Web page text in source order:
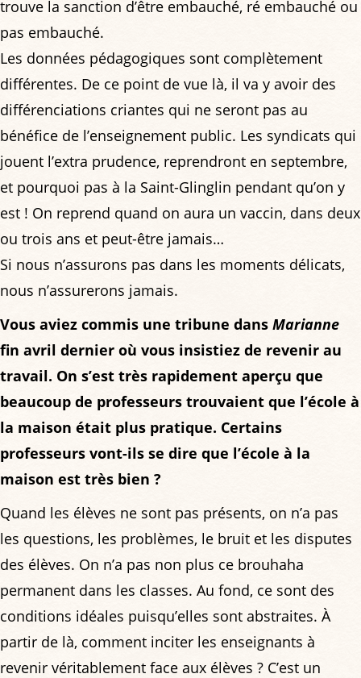
trouve la sanction d’être embauché, ré embauché ou
pas embauché.
Les données pédagogiques sont complètement
différentes. De ce point de vue là, il va y avoir des
différenciations criantes qui ne seront pas au
bénéfice de l’enseignement public. Les syndicats qui
jouent l’extra prudence, reprendront en septembre,
et pourquoi pas à la Saint-Glinglin pendant qu’on y
est ! On reprend quand on aura un vaccin, dans deux
ou trois ans et peut-être jamais…
Si nous n’assurons pas dans les moments délicats,
nous n’assurerons jamais.
Vous aviez commis une tribune dans Marianne
fin avril dernier où vous insistiez de revenir au
travail. On s’est très rapidement aperçu que
beaucoup de professeurs trouvaient que l’école à
la maison était plus pratique. Certains
professeurs vont-ils se dire que l’école à la
maison est très bien ?
Quand les élèves ne sont pas présents, on n’a pas
les questions, les problèmes, le bruit et les disputes
des élèves. On n’a pas non plus ce brouhaha
permanent dans les classes. Au fond, ce sont des
conditions idéales puisqu’elles sont abstraites. À
partir de là, comment inciter les enseignants à
revenir véritablement face aux élèves ? C’est un